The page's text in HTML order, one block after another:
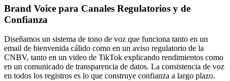
Brand Voice para Canales Regulatorios y de
Confianza
Diseñamos un sistema de tono de voz que funciona tanto en un
email de bienvenida cálido como en un aviso regulatorio de la
CNBV, tanto en un video de TikTok explicando rendimientos como
en un comunicado de transparencia de datos. La consistencia de voz
en todos los registros es lo que construye confianza a largo plazo.